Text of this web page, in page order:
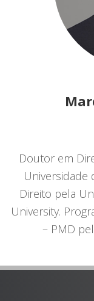
Doutor em
Universidade
Direito pela
University.
– PMD